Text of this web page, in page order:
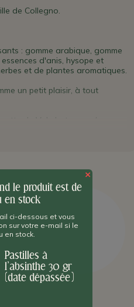
de Collegno.
: gomme arabique, gomme
d'anis, hysope et
et de plantes aromatiques.
un petit plaisir, à tout
du Val-de-travers (en
est utilisée. Les petites
du producteur
Optimale : 30/12/2022.
×
le produit est de
en stock
ci-dessous et vous
sur votre e-mail si le
en stock.
Pastilles à
l'absinthe 30 gr
(date dépassée)